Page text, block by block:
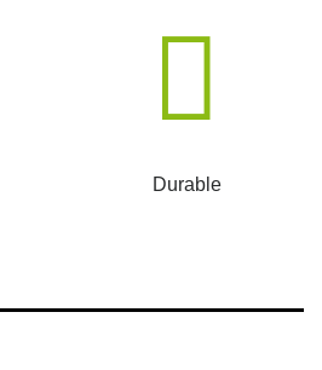
Durable